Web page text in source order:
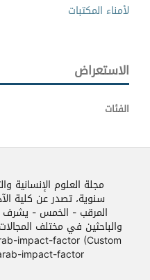
لأمناء المكتبات
الاستعراض
الفئات
مجلة العلوم
سنوية، تصدر عن كلية
المرقب - الخمس - يشرف
impact-factor (Custom
impact-factor